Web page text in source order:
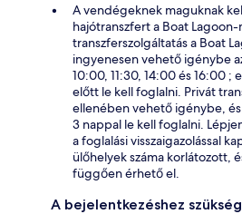
A vendégeknek maguknak
hajótranszfert a Boat
transzferszolgáltatás a Boat
ingyenesen vehető igénybe
10:00, 11:30, 14:00 és 16:00 ;
előtt le kell foglalni. Privát
ellenében vehető igénybe,
3 nappal le kell foglalni.
a foglalási visszaigazolással
ülőhelyek száma korlátozott,
függően érhető el.
A bejelentkezéshez